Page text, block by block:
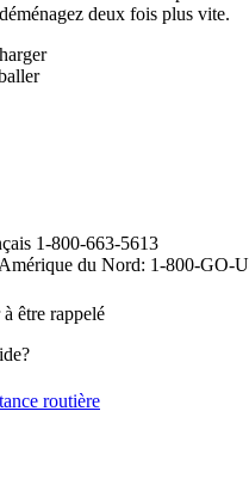
deux fois plus vite.
1-800-663-5613
du Nord: 1-800-GO-
être rappelé
routière